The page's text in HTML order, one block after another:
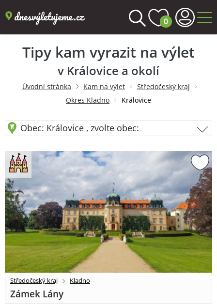
0
Tipy kam vyrazit na výlet
v Královice a okolí
Úvodní stránka Kam na výlet
Středočeský kraj
Okres Kladno
Královice
Obec: Královice , zvolte obec:
Středočeský kraj Kladno
Zámek Lány